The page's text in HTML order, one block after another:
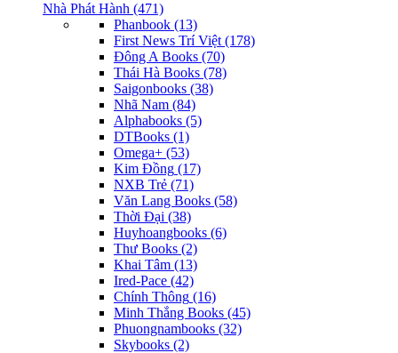
Nhà Phát Hành (471)
Phanbook (13)
First News Trí Việt (178)
Đông A Books (70)
Thái Hà Books (78)
Saigonbooks (38)
Nhã Nam (84)
Alphabooks (5)
DTBooks (1)
Omega+ (53)
Kim Đồng (17)
NXB Trẻ (71)
Văn Lang Books (58)
Thời Đại (38)
Huyhoangbooks (6)
Thư Books (2)
Khai Tâm (13)
Ired-Pace (42)
Chính Thông (16)
Minh Thắng Books (45)
Phuongnambooks (32)
Skybooks (2)